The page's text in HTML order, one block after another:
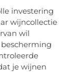
investering
wijncollectie
wil
je wijnen